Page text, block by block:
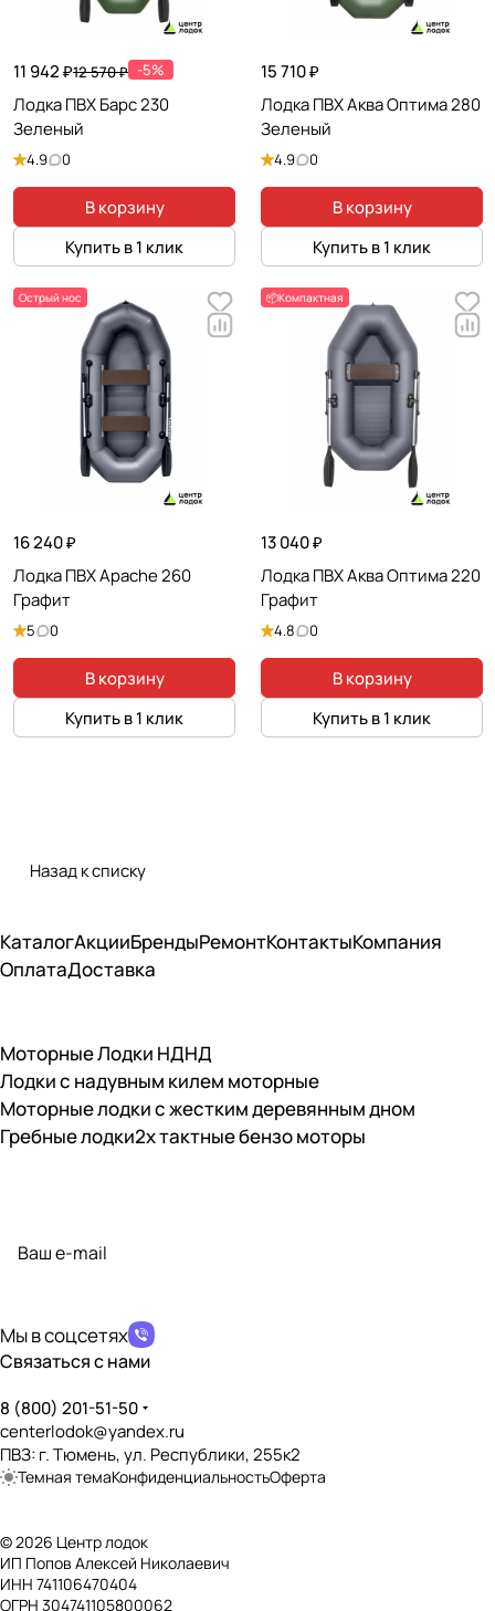
11 942 ₽12 570 ₽ -5%
Лодка ПВХ Барс 230
Зеленый
4.9 0
В корзину
Купить в 1 клик
15 710 ₽
Лодка ПВХ Аква Оптима 280
Зеленый
4.9 0
В корзину
Купить в 1 клик
Острый нос
16 240 ₽
Лодка ПВХ Apache 260
Графит
5 0
В корзину
Купить в 1 клик
📦Компактная
13 040 ₽
Лодка ПВХ Аква Оптима 220
Графит
4.8 0
В корзину
Купить в 1 клик
Назад к списку
КаталогАкцииБрендыРемонтКонтактыКомпания
ОплатаДоставка
Моторные Лодки НДНД
Лодки с надувным килем моторные
Моторные лодки с жестким деревянным дном
Гребные лодки2х тактные бензо моторы
Мы в соцсетях
Связаться с нами
8 (800) 201-51-50
centerlodok@yandex.ru
ПВЗ: г. Тюмень, ул. Республики, 255к2
Темная темаКонфиденциальностьОферта
© 2026 Центр лодок
ИП Попов Алексей Николаевич
ИНН 741106470404
ОГРН 304741105800062